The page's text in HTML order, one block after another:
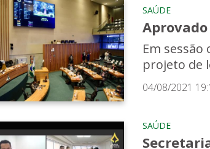
SAÚDE
Em
projeto de
04/08/2021
SAÚDE